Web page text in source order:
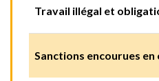
Travail illégal et
Sanctions encourues